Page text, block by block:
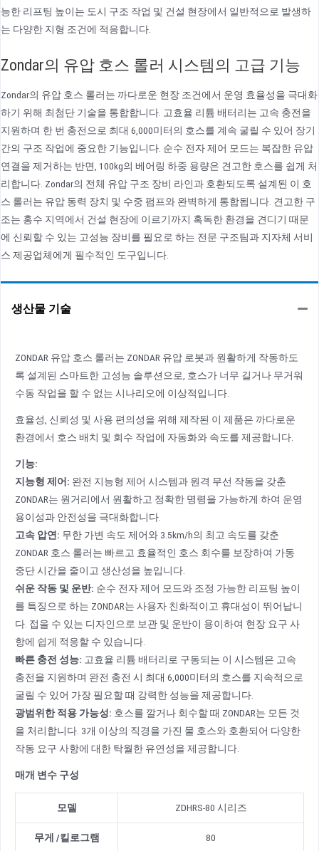
능한 리프팅 높이는 도시 구조 작업 및 건설 현장에서 일반적으로 발생하
는 다양한 지형 조건에 적응합니다.
Zondar의 유압 호스 롤러 시스템의 고급 기능
Zondar의 유압 호스 롤러는 까다로운 현장 조건에서 운영 효율성을 극대화
하기 위해 최첨단 기술을 통합합니다. 고효율 리튬 배터리는 고속 충전을
지원하며 한 번 충전으로 최대 6,000미터의 호스를 계속 굴릴 수 있어 장기
간의 구조 작업에 중요한 기능입니다. 순수 전자 제어 모드는 복잡한 유압
연결을 제거하는 반면, 100kg의 베어링 하중 용량은 견고한 호스를 쉽게 처
리합니다. Zondar의 전체 유압 구조 장비 라인과 호환되도록 설계된 이 호
스 롤러는 유압 동력 장치 및 수중 펌프와 완벽하게 통합됩니다. 견고한 구
조는 홍수 지역에서 건설 현장에 이르기까지 혹독한 환경을 견디기 때문
에 신뢰할 수 있는 고성능 장비를 필요로 하는 전문 구조팀과 지자체 서비
스 제공업체에게 필수적인 도구입니다.
생산물 기술
ZONDAR 유압 호스 롤러는 ZONDAR 유압 로봇과 원활하게 작동하도
록 설계된 스마트한 고성능 솔루션으로, 호스가 너무 길거나 무거워
수동 작업을 할 수 없는 시나리오에 이상적입니다.
효율성, 신뢰성 및 사용 편의성을 위해 제작된 이 제품은 까다로운
환경에서 호스 배치 및 회수 작업에 자동화와 속도를 제공합니다.
기능:
지능형 제어 : 완전 지능형 제어 시스템과 원격 무선 작동을 갖춘
ZONDAR는 원거리에서 원활하고 정확한 명령을 가능하게 하여 운영
용이성과 안전성을 극대화합니다.
고속 압연 : 무한 가변 속도 제어와 3.5km/h의 최고 속도를 갖춘
ZONDAR 호스 롤러는 빠르고 효율적인 호스 회수를 보장하여 가동
중단 시간을 줄이고 생산성을 높입니다.
쉬운 작동 및 운반: 순수 전자 제어 모드와 조정 가능한 리프팅 높이
를 특징으로 하는 ZONDAR는 사용자 친화적이고 휴대성이 뛰어납니
다. 접을 수 있는 디자인으로 보관 및 운반이 용이하여 현장 요구 사
항에 쉽게 적응할 수 있습니다.
빠른 충전 성능: 고효율 리튬 배터리로 구동되는 이 시스템은 고속
충전을 지원하며 완전 충전 시 최대 6,000미터의 호스를 지속적으로
굴릴 수 있어 가장 필요할 때 강력한 성능을 제공합니다.
광범위한 적용 가능성: 호스를 깔거나 회수할 때 ZONDAR는 모든 것
을 처리합니다. 3개 이상의 직경을 가진 물 호스와 호환되어 다양한
작동 요구 사항에 대한 탁월한 유연성을 제공합니다.
매개 변수 구성
모델 ZDHRS-80 시리즈
무게 /킬로그램 80